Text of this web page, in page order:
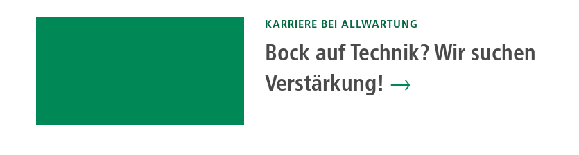
KARRIERE BEI ALLWARTUNG
Bock auf Technik? Wir suchen
Verstärkung!